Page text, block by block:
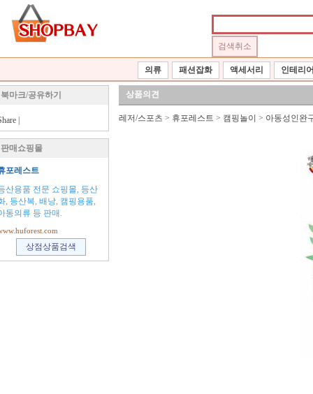
의류 패션잡화 액세서리 인테리
북마크/공유하기
판매쇼핑몰
포레스트
산용품 전문 쇼핑몰, 등산
, 등산복, 배낭, 캠핑용품,
동의류 등 판매.
상품의견
레저/스포츠 > 휴포레스트 > 캠핑놀이 > 아동성인완